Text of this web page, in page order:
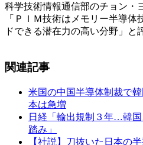
科学技術情報通信部のチョン・
「ＰＩＭ技術はメモリー半導
ドできる潜在力の高い分野」と
関連記事
米国の中国半導体制裁で
本は急増
日経「輸出規制３年…韓
踏み」
【社説】刀抜いた日本の